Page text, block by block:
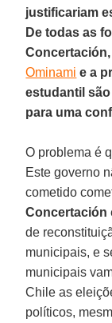
justificariam
De todas as
Ominami e a
estudantil
para uma
O problema é
Este governo
cometido
Concertación
de
municipais, e
municipais
Chile as
políticos,